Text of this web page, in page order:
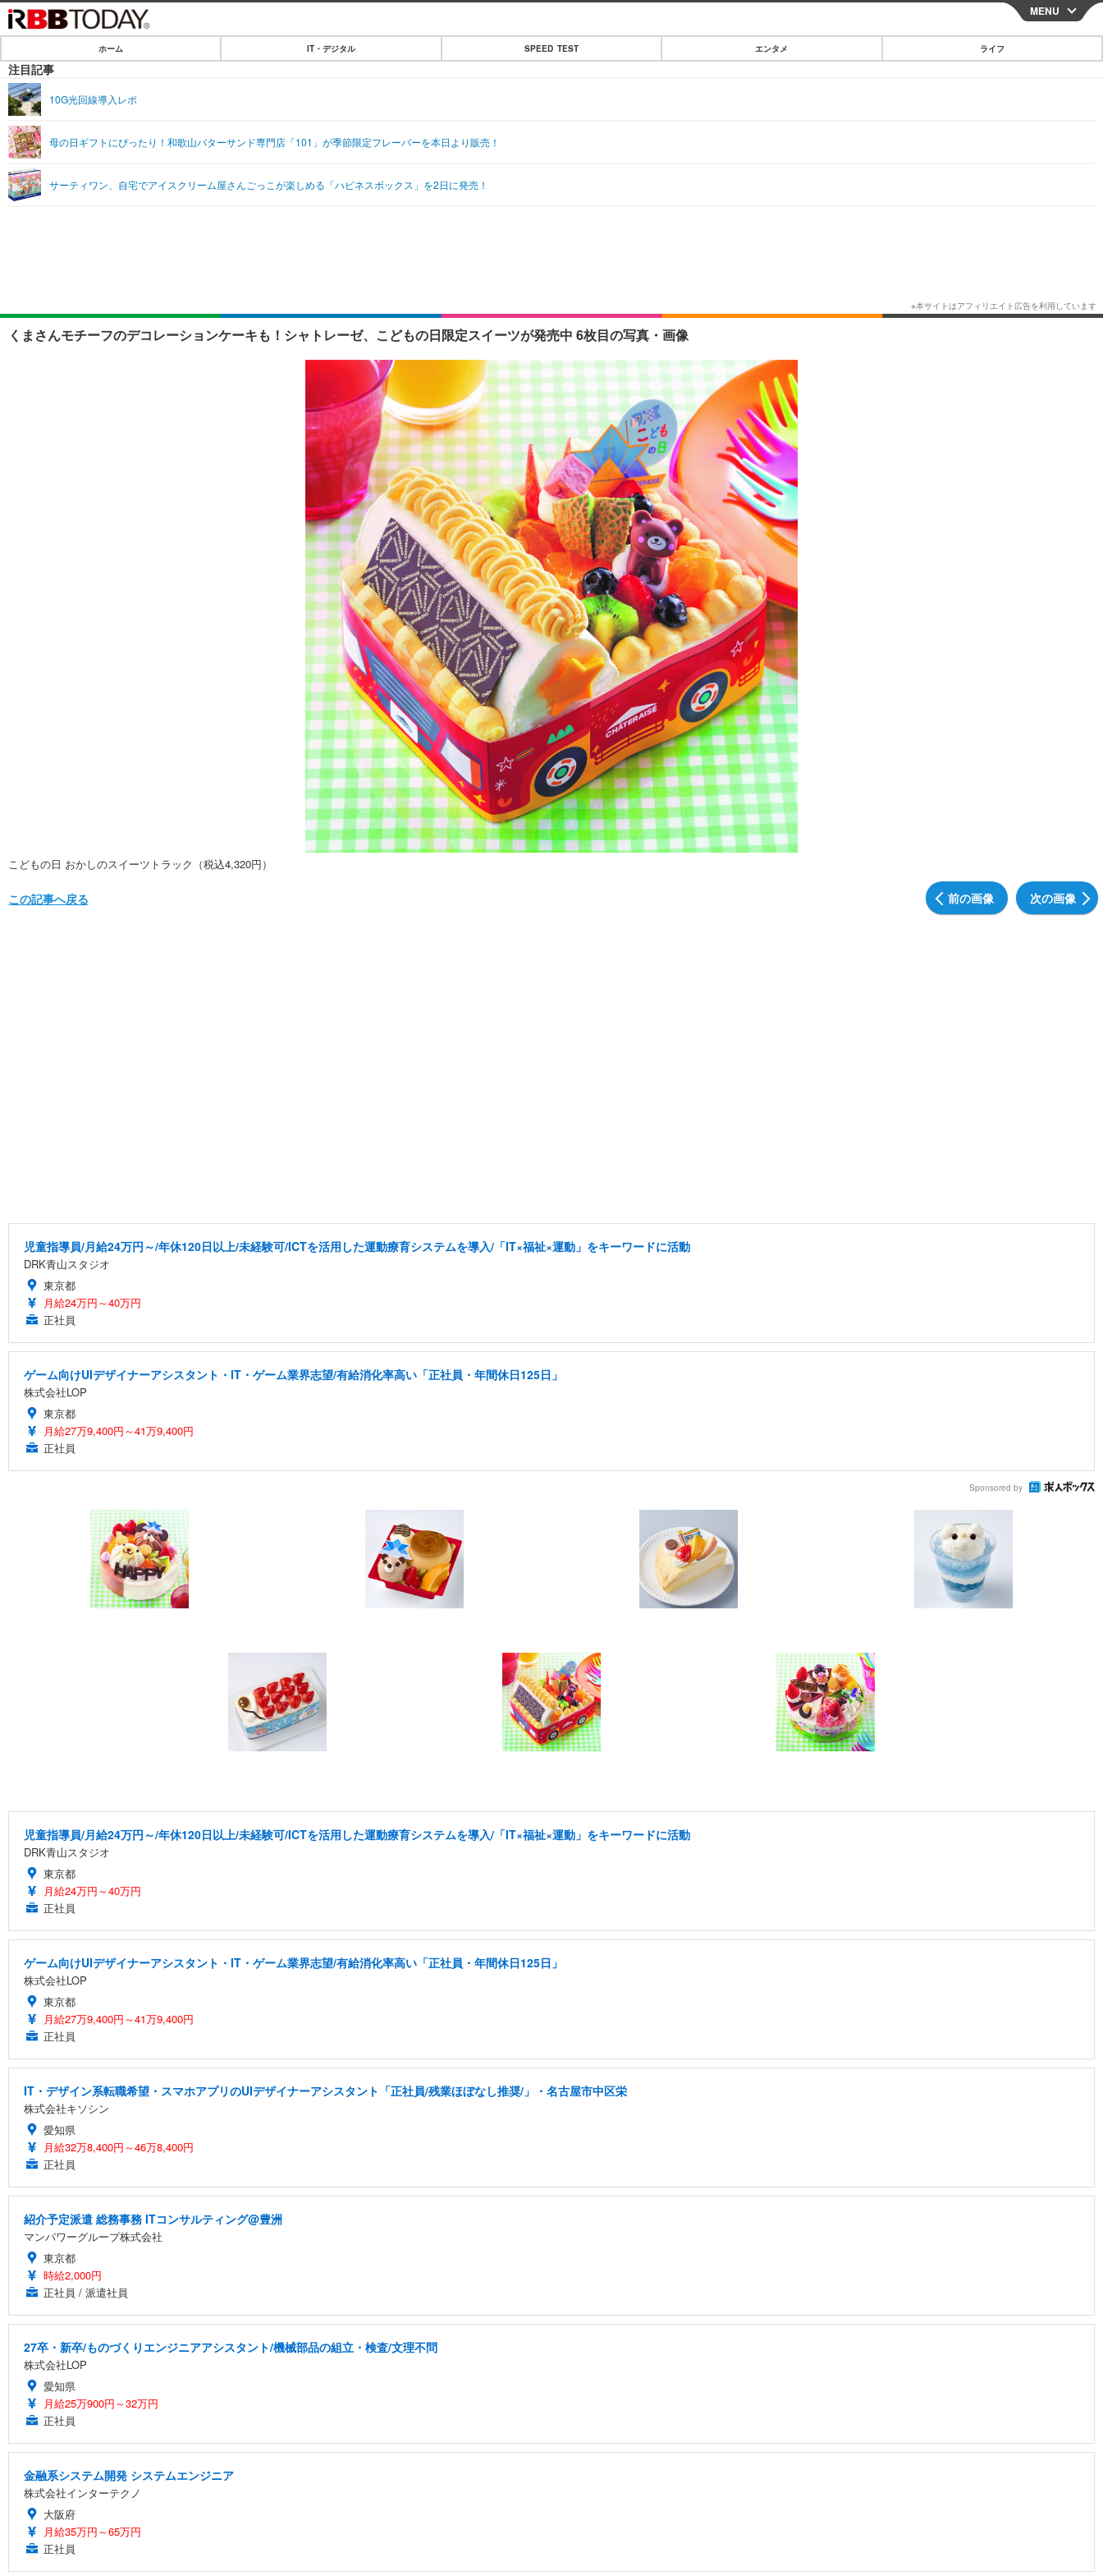
CLOSE
IT・デジタル
ショッピング
SPEED TEST
エンタメ
エンタメTOP
ショッピング その他
ライフ
MENU
ホーム IT・デジタル SPEED TEST エンタメ ライフ
注目記事
10G光回線導入レポ
母の日ギフトにぴったり！和歌山バターサンド専門店「101」が季節限定フレーバーを本日より販売！
サーティワン、自宅でアイスクリーム屋さんごっこが楽しめる「ハピネスボックス」を2日に発売！
くまさんモチーフのデコレーションケーキも！シャトレーゼ、こどもの日限定スイーツが発売中 6枚目の写真・画像
こどもの日 おかしのスイーツトラック（税込4,320円）
前の画像 次の画像
この記事へ戻る
児童指導員/月給24万円～/年休120日以上/未経験可/ICTを活用した運動療育システムを導入/「IT×福祉×運動」をキーワードに活動
DRK青山スタジオ
東京都
月給24万円～40万円
正社員
ゲーム向けUIデザイナーアシスタント・IT・ゲーム業界志望/有給消化率高い「正社員・年間休日125日」
株式会社LOP
東京都
月給27万9,400円～41万9,400円
正社員
Sponsored by
児童指導員/月給24万円～/年休120日以上/未経験可/ICTを活用した運動療育システムを導入/「IT×福祉×運動」をキーワードに活動
DRK青山スタジオ
東京都
月給24万円～40万円
正社員
ゲーム向けUIデザイナーアシスタント・IT・ゲーム業界志望/有給消化率高い「正社員・年間休日125日」
株式会社LOP
東京都
月給27万9,400円～41万9,400円
正社員
IT・デザイン系転職希望・スマホアプリのUIデザイナーアシスタント「正社員/残業ほぼなし推奨/」・名古屋市中区栄
株式会社キソシン
愛知県
月給32万8,400円～46万8,400円
正社員
紹介予定派遣 総務事務 ITコンサルティング@豊洲
マンパワーグループ株式会社
東京都
時給2,000円
正社員 / 派遣社員
27卒・新卒/ものづくりエンジニアアシスタント/機械部品の組立・検査/文理不問
株式会社LOP
愛知県
月給25万900円～32万円
正社員
金融系システム開発 システムエンジニア
株式会社インターテクノ
大阪府
月給35万円～65万円
正社員